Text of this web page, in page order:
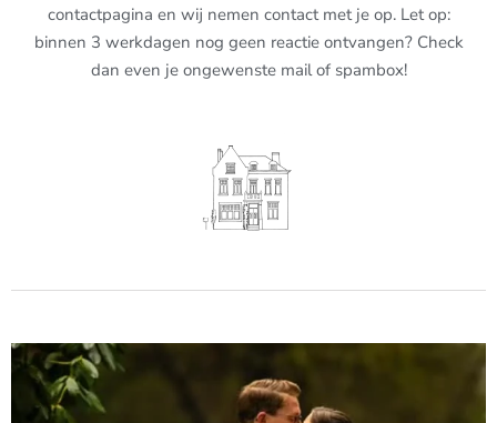
contactpagina en wij nemen contact met je op. Let op:
binnen 3 werkdagen nog geen reactie ontvangen? Check
dan even je ongewenste mail of spambox!